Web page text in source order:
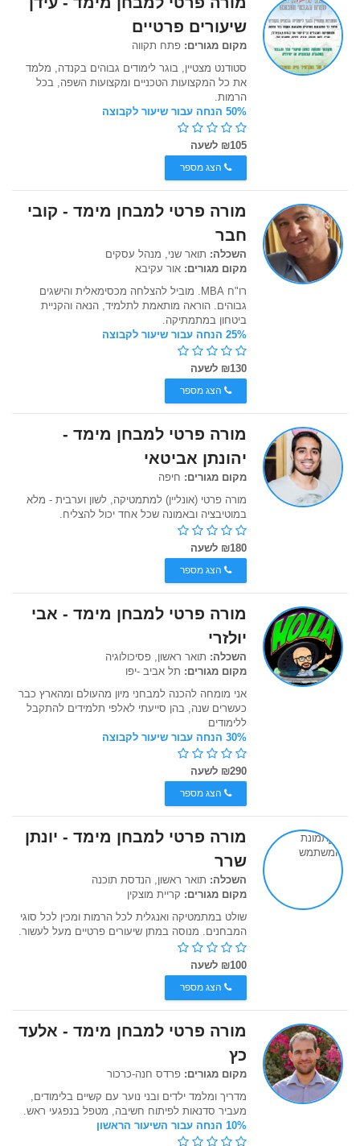
שיעורים פרטיים
מקום מגורים: פתח תקווה
סטודנט מצטיין, בוגר לימודים גבוהים בקנדה, מלמד
את כל המקצועות הטכניים ומקצועות השפה, בכל
הרמות.
50% הנחה עבור שיעור לקבוצה
₪105 לשעה
הצג מספר
מורה פרטי למבחן מימד - קובי
חבר
השכלה: תואר שני, מנהל עסקים
מקום מגורים: אור עקיבא
רו"ח MBA. מוביל להצלחה מכסימאלית והישגים
גבוהים. הוראה מותאמת לתלמיד, הנאה והקניית
ביטחון במתמתיקה.
25% הנחה עבור שיעור לקבוצה
₪130 לשעה
הצג מספר
מורה פרטי למבחן מימד -
יהונתן אביטאי
מקום מגורים: חיפה
מורה פרטי (אונליין) למתמטיקה, לשון וערבית - מלא
במוטיבציה ובאמונה שכל אחד יכול להצליח.
₪180 לשעה
הצג מספר
מורה פרטי למבחן מימד - אבי
יולזרי
השכלה: תואר ראשון, פסיכולוגיה
מקום מגורים: תל אביב -יפו
אני מומחה להכנה למבחני מיון מהעולם ומהארץ כבר
כעשרים שנה, בהן סייעתי לאלפי תלמידים להתקבל
ללימודים
30% הנחה עבור שיעור לקבוצה
₪290 לשעה
הצג מספר
מורה פרטי למבחן מימד - יונתן
שרר
השכלה: תואר ראשון, הנדסת תוכנה
מקום מגורים: קריית מוצקין
שולט במתמטיקה ואנגלית לכל הרמות ומכין לכל סוגי
המבחנים. מנוסה במתן שיעורים פרטיים מעל לעשור.
₪100 לשעה
הצג מספר
מורה פרטי למבחן מימד - אלעד
כץ
מקום מגורים: פרדס חנה-כרכור
מדריך ומלמד ילדים ובני נוער עם קשיים בלימודים,
מעביר סדנאות לפיתוח חשיבה, מטפל בנפגעי ראש.
10% הנחה עבור השיעור הראשון